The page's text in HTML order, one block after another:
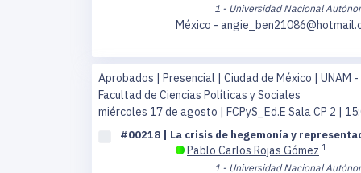
1 - Universidad Nacional
México -
Aprobados | Presencial | Ciudad de México | UNAM -
Facultad de Ciencias Políticas y Sociales
miércoles 17 de agosto | FCPyS_Ed.E Sala CP 2 |
#00218 | La crisis de hegemonía y
Pablo Carlos Rojas Gómez 1
1 - Universidad Nacional